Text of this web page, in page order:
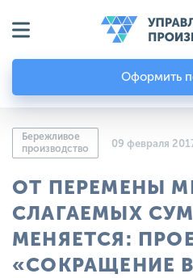
Оформить
Бережливое
производство
09 февраля
ОТ ПЕРЕМЕНЫ
СЛАГАЕМЫХ
МЕНЯЕТСЯ:
«СОКРАЩЕНИЕ